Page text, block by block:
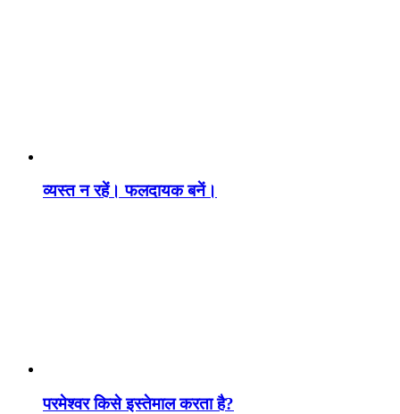
व्यस्त न रहें। फलदायक बनें।
परमेश्वर किसे इस्तेमाल करता है?